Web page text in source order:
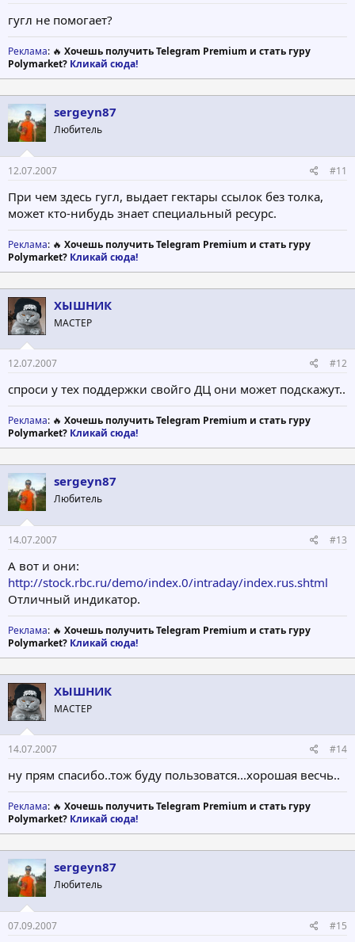
гугл не помогает?
Реклама: 🔥 Хочешь получить Telegram Premium и стать гуру
Polymarket? Кликай сюда!
sergeyn87
Любитель
12.07.2007 #11
При чем здесь гугл, выдает гектары ссылок без толка,
может кто-нибудь знает специальный ресурс.
Реклама: 🔥 Хочешь получить Telegram Premium и стать гуру
Polymarket? Кликай сюда!
ХЫШНИК
МАСТЕР
12.07.2007 #12
спроси у тех поддержки свойго ДЦ они может подскажут..
Реклама: 🔥 Хочешь получить Telegram Premium и стать гуру
Polymarket? Кликай сюда!
sergeyn87
Любитель
14.07.2007 #13
А вот и они:
http://stock.rbc.ru/demo/index.0/intraday/index.rus.shtml
Отличный индикатор.
Реклама: 🔥 Хочешь получить Telegram Premium и стать гуру
Polymarket? Кликай сюда!
ХЫШНИК
МАСТЕР
14.07.2007 #14
ну прям спасибо..тож буду пользоватся...хорошая весчь..
Реклама: 🔥 Хочешь получить Telegram Premium и стать гуру
Polymarket? Кликай сюда!
sergeyn87
Любитель
07.09.2007 #15